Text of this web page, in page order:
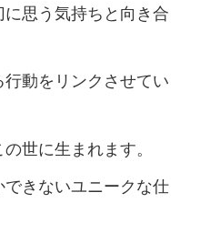
思う気持ちと向き合
動をリンクさせてい
世に生まれます。
きないユニークな仕